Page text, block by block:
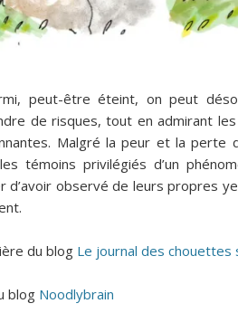
peut-être éteint, on peut
de risques, tout en admirant
Malgré la peur et la perte
témoins privilégiés d’un
observé de leurs propres
du blog Le journal des chouettes
blog Noodlybrain